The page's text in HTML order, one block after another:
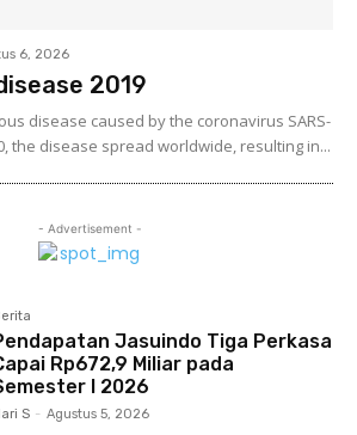
6, 2026
2019
disease caused by the coronavirus SARS-
the disease spread worldwide, resulting in...
- Advertisement -
Jasuindo Tiga Perkasa
Rp672,9 Miliar pada
I 2026
S - Agustus 5, 2026